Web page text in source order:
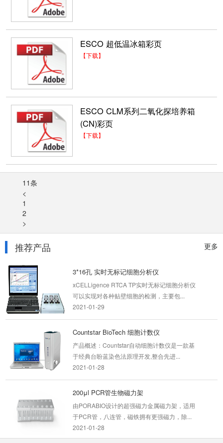
ESCO 超低温冰箱彩页
【下载】
ESCO CLM系列二氧化探培养箱
(CN)彩页
【下载】
11条
<
1
2
>
更多
推荐产品
便携式小容量系列便携式小容量系列专为具有小
容量需求的用户而设计，主要用...
床的新升级产品，它继承了Stab S1 一...
xCELLigence RTCA TP实时无标记细胞分析仪
可以实现对各种贴壁细胞的检测，主要包...
2021-01-29
产品概述：Countstar自动细胞计数仪是一款基
于经典台盼蓝染色法原理开发,整合先进...
2021-01-28
由PORABIO设计的超强磁力金属磁力架，适用
于PCR管，八连管，磁铁拥有更强磁力，除...
2021-01-28